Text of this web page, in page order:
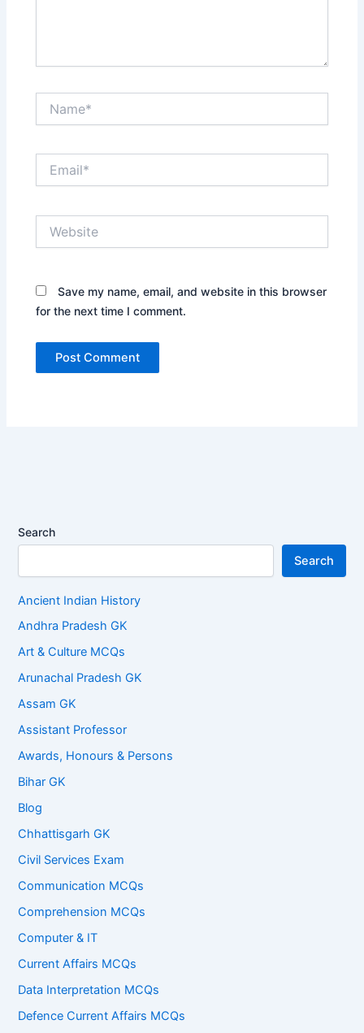
Save my name, email, and website in this browser
for the next time I comment.
Search
Search
Ancient Indian History
Andhra Pradesh GK
Art & Culture MCQs
Arunachal Pradesh GK
Assam GK
Assistant Professor
Awards, Honours & Persons
Bihar GK
Blog
Chhattisgarh GK
Civil Services Exam
Communication MCQs
Comprehension MCQs
Computer & IT
Current Affairs MCQs
Data Interpretation MCQs
Defence Current Affairs MCQs